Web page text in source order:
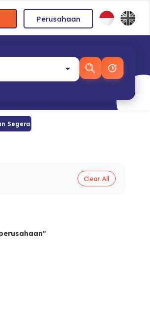
Perusahaan
Segera
Clear All